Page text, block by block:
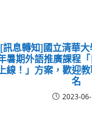
[訊息轉知]國立清華
暑期外語推廣課程
線！」方案，歡迎
名
2023-